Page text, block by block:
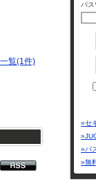
覧(1件)
パス
»セ
»パ
»無